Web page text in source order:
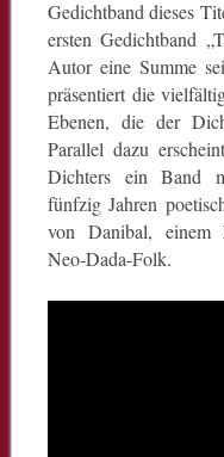
Gedichtband dieses
ersten Gedichtband
Autor eine Summe
präsentiert die
Ebenen, die der
Parallel dazu
Dichters ein Band
fünfzig Jahren
von Danibal, einem
Neo-Dada-Folk.